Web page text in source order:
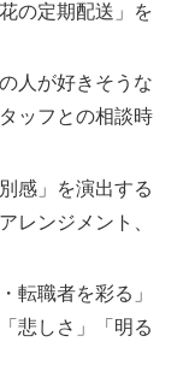
の定期配送」を
人が好きそうな
ッフとの相談時
別感」を演出する
レンジメント、
転職者を彩る」
悲しさ」「明る